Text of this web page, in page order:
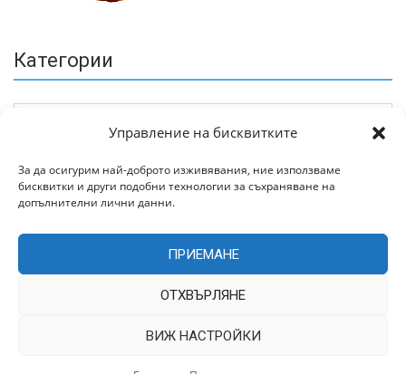
Управление на бисквитките
За да осигурим най-доброто изживявания, ние използваме
бисквитки и други подобни технологии за съхраняване на
допълнителни лични данни.
ПРИЕМАНЕ
ОТХВЪРЛЯНЕ
ВИЖ НАСТРОЙКИ
Категории
Архив